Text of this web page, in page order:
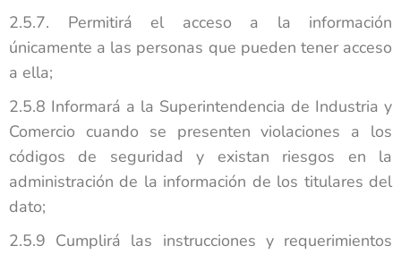
2.5.7. Permitirá el acceso a la información
únicamente a las personas que pueden tener acceso
a ella;
2.5.8 Informará a la Superintendencia de Industria y
Comercio cuando se presenten violaciones a los
códigos de seguridad y existan riesgos en la
administración de la información de los titulares del
dato;
2.5.9 Cumplirá las instrucciones y requerimientos